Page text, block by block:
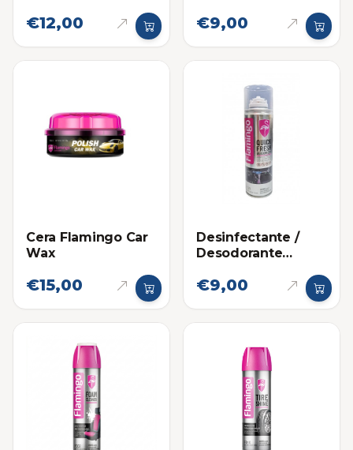
Plasticos, Cueros y
€12,00 €9,00
Cera Flamingo Car
Wax
€15,00
Desinfectante /
Desodorante
(220ml)
€9,00